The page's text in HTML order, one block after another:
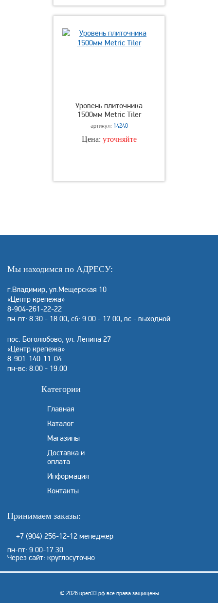
Уровень плиточника
1500мм Metric Tiler
артикул: 14240
Цена: уточняйте
Мы находимся по АДРЕСУ:
г.Владимир, ул.Мещерская 10
«Центр крепежа»
8-904-261-22-22
пн-пт: 8.30 - 18.00, сб: 9.00 - 17.00, вс - выходной
пос. Боголюбово, ул. Ленина 27
«Центр крепежа»
8-901-140-11-04
пн-вс: 8.00 - 19.00
Категории
Главная
Каталог
Магазины
Доставка и
оплата
Информация
Контакты
Принимаем заказы:
+7 (904) 256-12-12 менеджер
пн-пт: 9.00-17.30
Через сайт: круглосуточно
© 2026 креп33.рф все права защищены